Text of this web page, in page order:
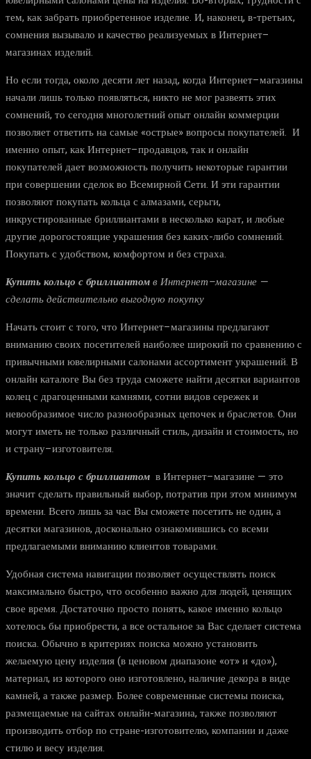
тем, как забрать приобретенное изделие. И, наконец, в-третьих,
сомнения вызывало и качество реализуемых в Интернет–
магазинах изделий.
Но если тогда, около десяти лет назад, когда Интернет–магазины
начали лишь только появляться, никто не мог развеять этих
сомнений, то сегодня многолетний опыт онлайн коммерции
позволяет ответить на самые «острые» вопросы покупателей. И
именно опыт, как Интернет–продавцов, так и онлайн
покупателей дает возможность получить некоторые гарантии
при совершении сделок во Всемирной Сети. И эти гарантии
позволяют покупать кольца с алмазами, серьги,
инкрустированные бриллиантами в несколько карат, и любые
другие дорогостоящие украшения без каких-либо сомнений.
Покупать с удобством, комфортом и без страха.
Купить кольцо с бриллиантомв Интернет–магазине —
сделать действительно выгодную покупку
Начать стоит с того, что Интернет–магазины предлагают
вниманию своих посетителей наиболее широкий по сравнению с
привычными ювелирными салонами ассортимент украшений. В
онлайн каталоге Вы без труда сможете найти десятки вариантов
колец с драгоценными камнями, сотни видов сережек и
невообразимое число разнообразных цепочек и браслетов. Они
могут иметь не только различный стиль, дизайн и стоимость, но
и страну–изготовителя.
Купить кольцо с бриллиантом в Интернет–магазине — это
значит сделать правильный выбор, потратив при этом минимум
времени. Всего лишь за час Вы сможете посетить не один, а
десятки магазинов, досконально ознакомившись со всеми
предлагаемыми вниманию клиентов товарами.
Удобная система навигации позволяет осуществлять поиск
максимально быстро, что особенно важно для людей, ценящих
свое время. Достаточно просто понять, какое именно кольцо
хотелось бы приобрести, а все остальное за Вас сделает система
поиска. Обычно в критериях поиска можно установить
желаемую цену изделия (в ценовом диапазоне «от» и «до»),
материал, из которого оно изготовлено, наличие декора в виде
камней, а также размер. Более современные системы поиска,
размещаемые на сайтах онлайн-магазина, также позволяют
производить отбор по стране-изготовителю, компании и даже
стилю и весу изделия.